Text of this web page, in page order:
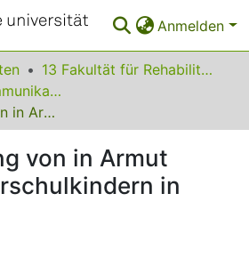
Anmelden
13 Fakultät für Rehabilitationswissenschaften
Sprache und Kommunikation
Zur Förderung von in Armut lebenden Vorschulkindern in Ecuador
von in Armut
in